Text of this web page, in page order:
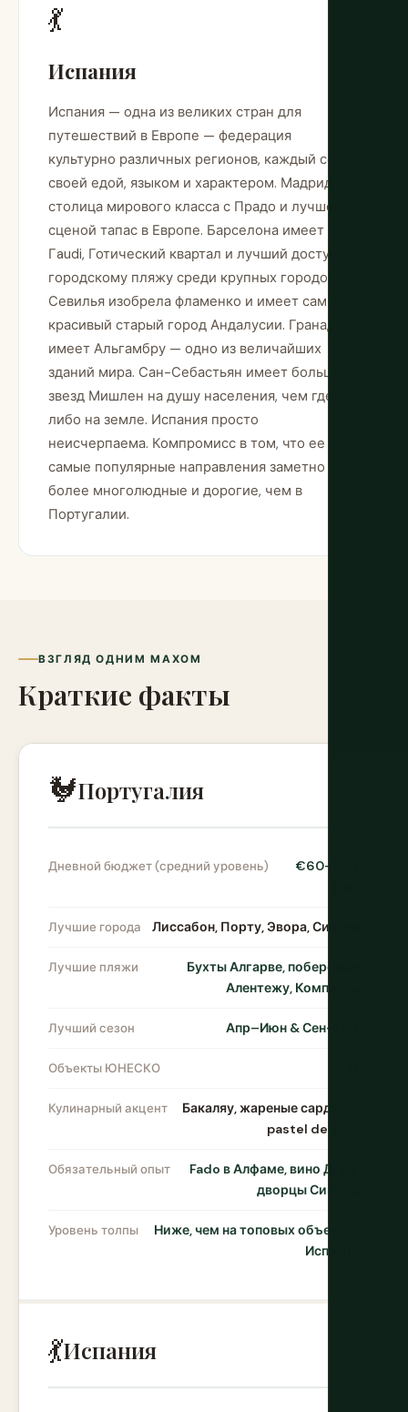
💃
Испания
Испания — одна из великих стран для
путешествий в Европе — федерация
культурно различных регионов, каждый со
своей едой, языком и характером. Мадрид —
столица мирового класса с Прадо и лучшей
сценой тапас в Европе. Барселона имеет
Гaudi, Готический квартал и лучший доступ к
городскому пляжу среди крупных городов.
Севилья изобрела фламенко и имеет самый
красивый старый город Андалусии. Гранада
имеет Альгамбру — одно из величайших
зданий мира. Сан-Себастьян имеет больше
звезд Мишлен на душу населения, чем где-
либо на земле. Испания просто
неисчерпаема. Компромисс в том, что ее
самые популярные направления заметно
более многолюдные и дорогие, чем в
Португалии.
ВЗГЛЯД ОДНИМ МАХОМ
Краткие факты
🐓Португалия
Дневной бюджет (средний уровень)
€60–110 /
Лучшие города Лиссабон, Порту, Эвора, Синтра
Лучшие пляжи
Бухты Алгарве, побережье
Алентежу, Компортa
Лучший сезон Апр–Июн & Сен–Окт
Объекты ЮНЕСКО
Кулинарный акцент
Бакаляу, жареные сардины,
pastel de nata
Обязательный опыт
Fado в Алфаме, вино Дору,
дворцы Синтры
Уровень толпы
Ниже, чем на топовых объектах
Испании
💃Испания